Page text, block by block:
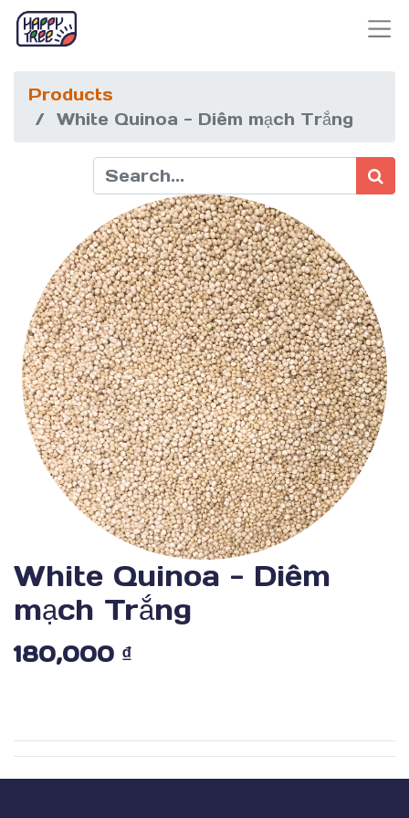
Products
White Quinoa - Diêm mạch Trắng
White Quinoa - Diêm
mạch Trắng
180,000 ₫